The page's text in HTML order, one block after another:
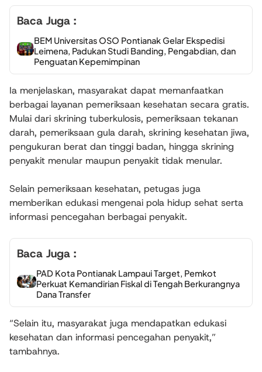
Baca Juga :
BEM Universitas OSO Pontianak Gelar Ekspedisi
Leimena, Padukan Studi Banding, Pengabdian, dan
Penguatan Kepemimpinan
Ia menjelaskan, masyarakat dapat memanfaatkan
berbagai layanan pemeriksaan kesehatan secara gratis.
Mulai dari skrining tuberkulosis, pemeriksaan tekanan
darah, pemeriksaan gula darah, skrining kesehatan jiwa,
pengukuran berat dan tinggi badan, hingga skrining
penyakit menular maupun penyakit tidak menular.
Selain pemeriksaan kesehatan, petugas juga
memberikan edukasi mengenai pola hidup sehat serta
informasi pencegahan berbagai penyakit.
Baca Juga :
PAD Kota Pontianak Lampaui Target, Pemkot
Perkuat Kemandirian Fiskal di Tengah Berkurangnya
Dana Transfer
“Selain itu, masyarakat juga mendapatkan edukasi
kesehatan dan informasi pencegahan penyakit,”
tambahnya.